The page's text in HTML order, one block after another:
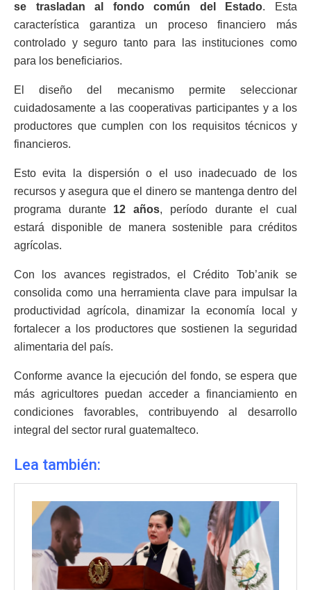
se trasladan al fondo común del Estado. Esta
característica garantiza un proceso financiero más
controlado y seguro tanto para las instituciones como
para los beneficiarios.
El diseño del mecanismo permite seleccionar
cuidadosamente a las cooperativas participantes y a los
productores que cumplen con los requisitos técnicos y
financieros.
Esto evita la dispersión o el uso inadecuado de los
recursos y asegura que el dinero se mantenga dentro del
programa durante 12 años, período durante el cual
estará disponible de manera sostenible para créditos
agrícolas.
Con los avances registrados, el Crédito Tob’anik se
consolida como una herramienta clave para impulsar la
productividad agrícola, dinamizar la economía local y
fortalecer a los productores que sostienen la seguridad
alimentaria del país.
Conforme avance la ejecución del fondo, se espera que
más agricultores puedan acceder a financiamiento en
condiciones favorables, contribuyendo al desarrollo
integral del sector rural guatemalteco.
Lea también: